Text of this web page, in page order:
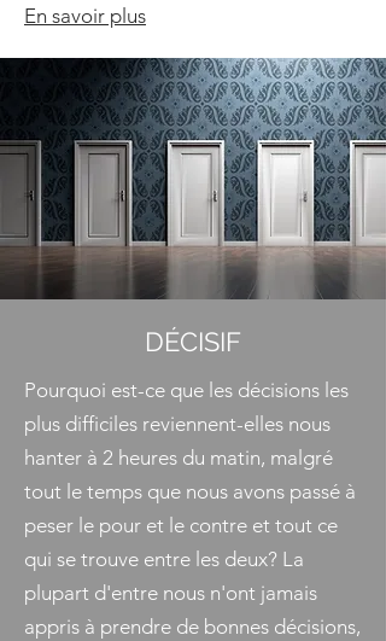
En savoir plus
DÉCISIF
Pourquoi est-ce que les décisions les
plus difficiles reviennent-elles nous
hanter à 2 heures du matin, malgré
tout le temps que nous avons passé à
peser le pour et le contre et tout ce
qui se trouve entre les deux? La
plupart d'entre nous n'ont jamais
appris à prendre de bonnes décisions,